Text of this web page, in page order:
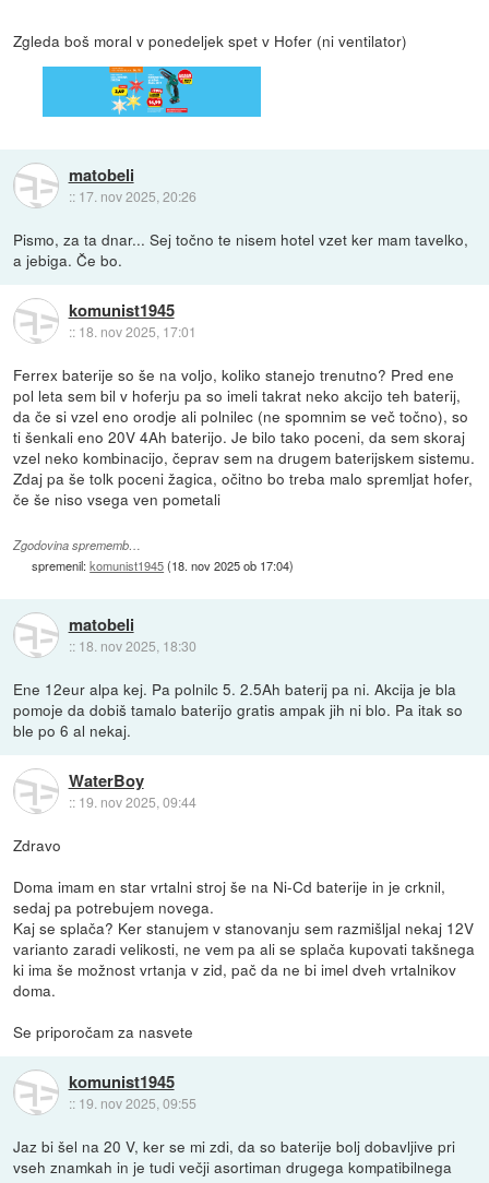
Zgleda boš moral v ponedeljek spet v Hofer (ni ventilator)
matobeli
:: 17. nov 2025, 20:26
Pismo, za ta dnar... Sej točno te nisem hotel vzet ker mam tavelko,
a jebiga. Če bo.
komunist1945
:: 18. nov 2025, 17:01
Ferrex baterije so še na voljo, koliko stanejo trenutno? Pred ene
pol leta sem bil v hoferju pa so imeli takrat neko akcijo teh baterij,
da če si vzel eno orodje ali polnilec (ne spomnim se več točno), so
ti šenkali eno 20V 4Ah baterijo. Je bilo tako poceni, da sem skoraj
vzel neko kombinacijo, čeprav sem na drugem baterijskem sistemu.
Zdaj pa še tolk poceni žagica, očitno bo treba malo spremljat hofer,
če še niso vsega ven pometali
Zgodovina sprememb…
spremenil:komunist1945(18. nov 2025 ob 17:04)
matobeli
:: 18. nov 2025, 18:30
Ene 12eur alpa kej. Pa polnilc 5. 2.5Ah baterij pa ni. Akcija je bla
pomoje da dobiš tamalo baterijo gratis ampak jih ni blo. Pa itak so
ble po 6 al nekaj.
WaterBoy
:: 19. nov 2025, 09:44
Zdravo
Doma imam en star vrtalni stroj še na Ni-Cd baterije in je crknil,
sedaj pa potrebujem novega.
Kaj se splača? Ker stanujem v stanovanju sem razmišljal nekaj 12V
varianto zaradi velikosti, ne vem pa ali se splača kupovati takšnega
ki ima še možnost vrtanja v zid, pač da ne bi imel dveh vrtalnikov
doma.
Se priporočam za nasvete
komunist1945
:: 19. nov 2025, 09:55
Jaz bi šel na 20 V, ker se mi zdi, da so baterije bolj dobavljive pri
vseh znamkah in je tudi večji asortiman drugega kompatibilnega